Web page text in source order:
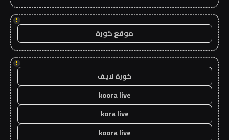
!
موقع كورة
!
كورة لايف
koora live
kora live
koora live